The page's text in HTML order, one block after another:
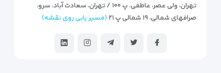
تهران، ولی عصر، عاطفی، پ ۱۰۰ / تهران، سعادت آباد، سرو،
صرافهای شمالی، ۱۹ شمالی پ ۲۱
(مسیر یابی روی نقشه)